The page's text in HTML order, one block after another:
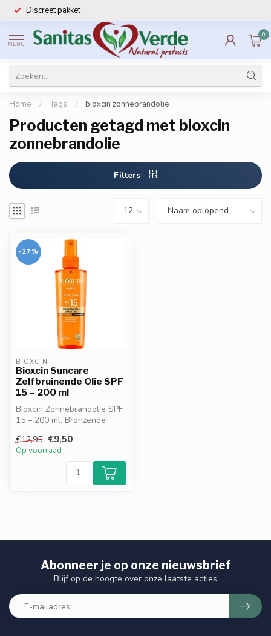
Discreet pakket
MENU
0
Home / Tags / bioxcin zonnebrandolie
Producten getagd met bioxcin
zonnebrandolie
Filters
-27%
BIOXCIN
Bioxcin Suncare
Zelfbruinende Olie SPF
15 – 200 ml
Bioxcin Zonnebrandolie SPF
15 – 200 ml. Bronzende
wortel...
€12,95 €9,50
Op voorraad
Abonneer je op onze nieuwsbrief
Blijf op de hoogte over onze laatste acties